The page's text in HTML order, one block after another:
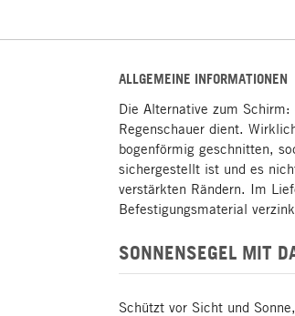
ALLGEMEINE INFORMATIONEN
Die Alternative zum
Regenschauer dient.
bogenförmig geschnitten,
sichergestellt ist und es
verstärkten Rändern. Im
Befestigungsmaterial
SONNENSEGEL MIT
Schützt vor Sicht und